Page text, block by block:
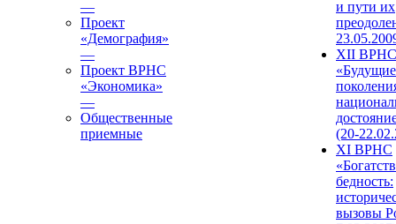
—
Проект
«Демография»
—
Проект ВРНС
«Экономика»
—
Общественные
приемные
и пути их
XII ВРНС
«Будущие
(20-
XI ВРНС
бедность:
вызовы